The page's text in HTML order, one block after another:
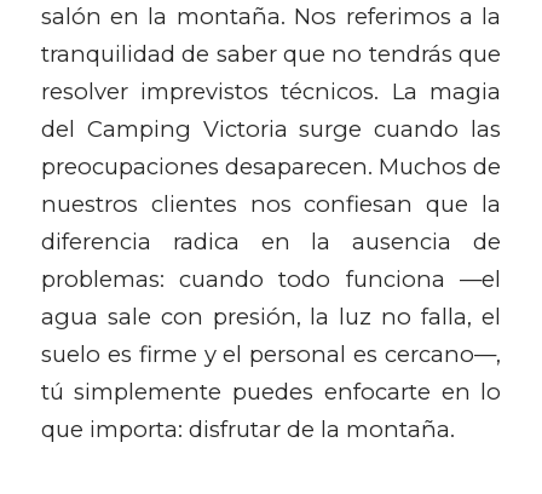
salón en la montaña. Nos referimos a la
tranquilidad de saber que no tendrás que
resolver imprevistos técnicos. La magia
del Camping Victoria surge cuando las
preocupaciones desaparecen. Muchos de
nuestros clientes nos confiesan que la
diferencia radica en la ausencia de
problemas: cuando todo funciona —el
agua sale con presión, la luz no falla, el
suelo es firme y el personal es cercano—,
tú simplemente puedes enfocarte en lo
que importa: disfrutar de la montaña.